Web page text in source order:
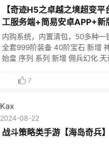
【奇迹H5之卓越之境超变
工服务端+简易安卓APP+新
内购系统，内置清包，50多种一
全套999阶装备 40阶宝石 新增
始皇 序列 系列 新增 佣兵幻化
7
Kax
2024-08-22
战斗策略类手游【海岛奇兵